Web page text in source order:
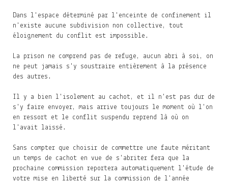
Dans l'espace déterminé par l'enceinte de confinement il
n'existe aucune subdivision non collective, tout
éloignement du conflit est impossible.
La prison ne comprend pas de refuge, aucun abri à soi, on
ne peut jamais s'y soustraire entièrement à la présence
des autres.
Il y a bien l'isolement au cachot, et il n'est pas dur de
s'y faire envoyer, mais arrive toujours le moment où l'on
en ressort et le conflit suspendu reprend là où on
l'avait laissé.
Sans compter que choisir de commettre une faute méritant
un temps de cachot en vue de s'abriter fera que la
prochaine commission reportera automatiquement l'étude de
votre mise en liberté sur la commission de l'année